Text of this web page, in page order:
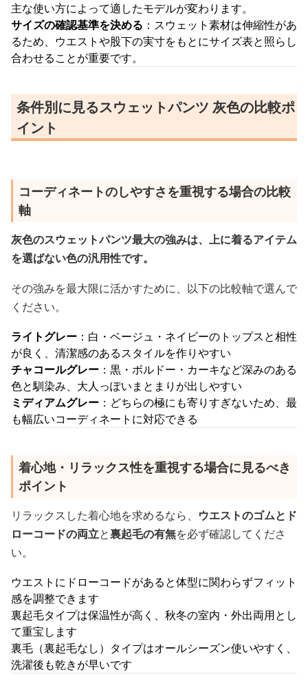
主な使い方によって適したモデルが変わります。
サイズの確認基準を決める ：スウェット素材は伸縮性があ
るため、ウエストや股下の実寸をもとにサイズ表と照らし
合わせることが重要です。
条件別に見るスウェットパンツ 灰色の比較ポ
イント
コーディネートのしやすさを重視する場合の比較
軸
灰色のスウェットパンツ最大の強みは、上に着るアイテム
を選ばない色の汎用性です。
その強みを最大限に活かすために、以下の比較軸で選んで
ください。
ライトグレー ：白・ベージュ・ネイビーのトップスと相性
が良く、清潔感のあるスタイルを作りやすい
チャコールグレー ：黒・ボルドー・カーキなど深みのある
色と馴染み、大人っぽいまとまりが出しやすい
ミディアムグレー ：どちらの極にも寄りすぎないため、最
も幅広いコーディネートに対応できる
着心地・リラックス性を重視する場合に見るべき
ポイント
リラックスした着心地を求めるなら、 ウエストのゴムとド
ローコードの両立と裏起毛の有無を必ず確認してくださ
い。
ウエストにドローコードがあると体型に関わらずフィット
感を調整できます
裏起毛タイプは保温性が高く、秋冬の室内・外出両用とし
て重宝します
裏毛（裏起毛なし）タイプはオールシーズン使いやすく、
洗濯後も乾きが早いです